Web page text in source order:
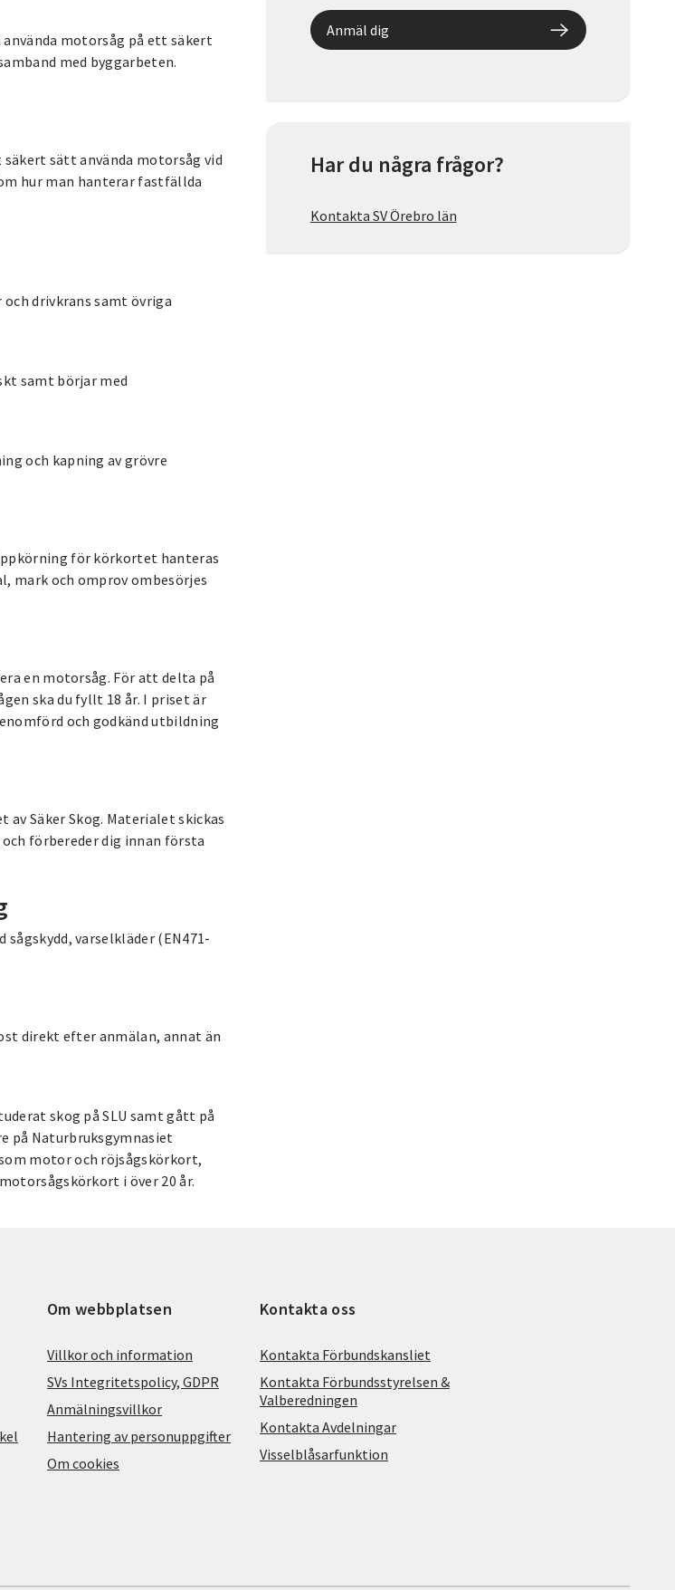
motorsåg på ett säkert
med byggarbeten.
sätt använda motorsåg vid
hur man hanterar fastfällda
drivkrans samt övriga
samt börjar med
och kapning av grövre
för körkortet hanteras
mark och omprov ombesörjes
en motorsåg. För att delta på
ska du fyllt 18 år. I priset är
och godkänd utbildning
Säker Skog. Materialet skickas
förbereder dig innan första
sågskydd, varselkläder (EN471-
direkt efter anmälan, annat än
skog på SLU samt gått på
på Naturbruksgymnasiet
motor och röjsågskörkort,
i över 20 år.
Anmäl dig
Har du några frågor?
Kontakta SV Örebro län
Om webbplatsen
Villkor och information
SVs Integritetspolicy, GDPR
Anmälningsvillkor
Hantering av personuppgifter
Om cookies
Kontakta oss
Kontakta Förbundskansliet
Kontakta Förbundsstyrelsen &
Valberedningen
Kontakta Avdelningar
Visselblåsarfunktion